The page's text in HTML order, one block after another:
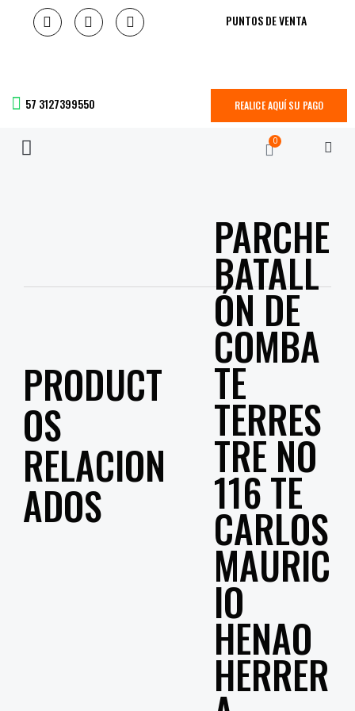
PUNTOS DE VENTA
57 3127399550 REALICE AQUÍ SU PAGO
0
PARCHE
BATALL
ÓN DE
COMBA
TE
TERRES
TRE NO
116 TE
CARLOS
MAURIC
IO
HENAO
HERRER
PRODUCT
OS
RELACION
ADOS